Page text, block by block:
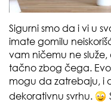
Sigurni smo da i vi u
imate gomilu
vam ničemu ne
tačno zbog čega.
mogu da zatrebaju, i
dekorativnu svrhu.